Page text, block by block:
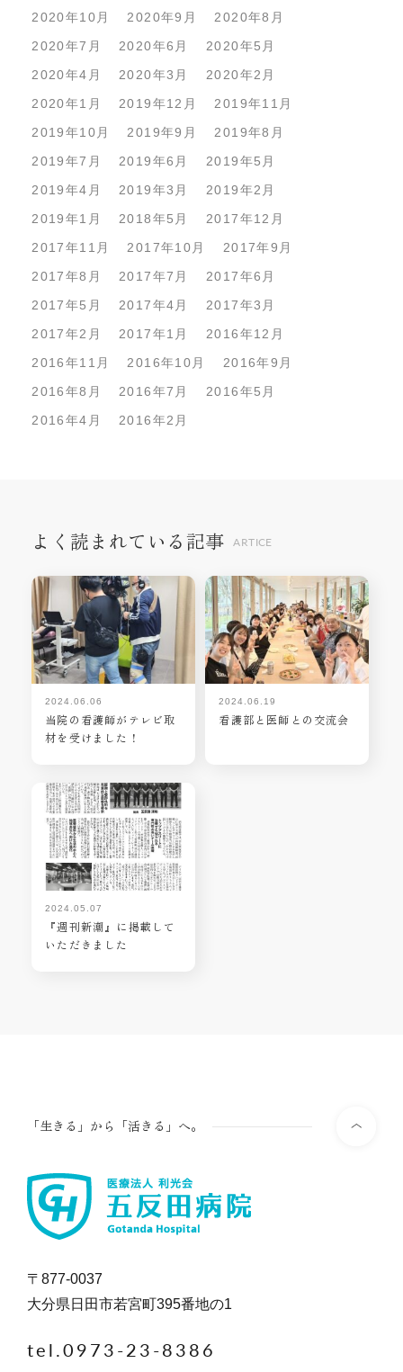
2020年10月
2020年9月
2020年8月
2020年7月
2020年6月
2020年5月
2020年4月
2020年3月
2020年2月
2020年1月
2019年12月
2019年11月
2019年10月
2019年9月
2019年8月
2019年7月
2019年6月
2019年5月
2019年4月
2019年3月
2019年2月
2019年1月
2018年5月
2017年12月
2017年11月
2017年10月
2017年9月
2017年8月
2017年7月
2017年6月
2017年5月
2017年4月
2017年3月
2017年2月
2017年1月
2016年12月
2016年11月
2016年10月
2016年9月
2016年8月
2016年7月
2016年5月
2016年4月
2016年2月
よく読まれている記事 ARTICE
2024.06.06
当院の看護師がテレビ取
材を受けました！
2024.06.19
看護部と医師との交流会
2024.05.07
『週刊新潮』に掲載して
いただきました
「生きる」から「活きる」へ。
〒877-0037
大分県日田市若宮町395番地の1
tel.0973-23-8386